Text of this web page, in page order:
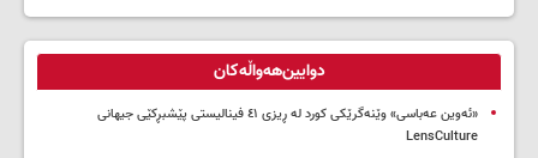
دوایین‌هەواڵەکان
«ئەوین عەباسی» وێنەگرێکی کورد لە ڕیزی ٤١ فینالیستی پێشبڕکێی جیهانی
LensCulture